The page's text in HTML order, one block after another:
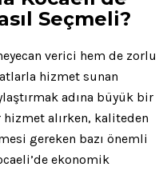
Seçmeli?
verici hem de zorlu
hizmet sunan
adına büyük bir
alırken, kaliteden
gereken bazı önemli
ekonomik